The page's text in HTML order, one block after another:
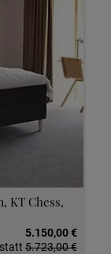
KT Chess,
5.150,00 €
statt 5.723,00 €